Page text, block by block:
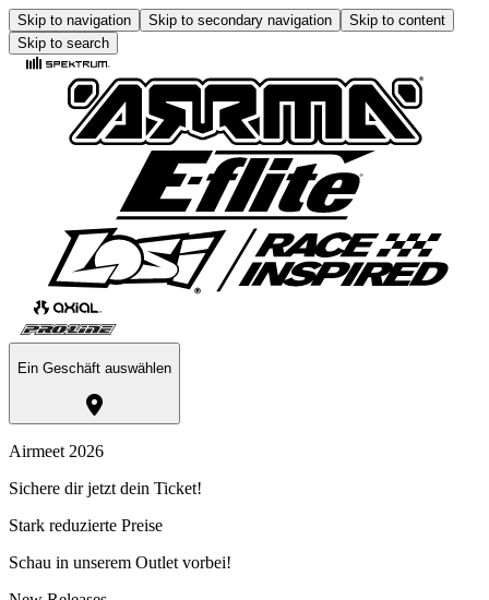
Skip to navigation Skip to secondary navigation
Skip to content
Skip to search
Ein Geschäft auswählen
Airmeet 2026
Sichere dir jetzt dein Ticket!
Stark reduzierte Preise
Schau in unserem Outlet vorbei!